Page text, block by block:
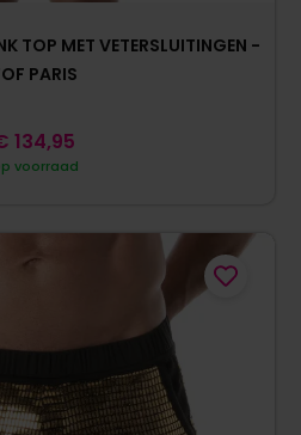
TOP MET VETERSLUITINGEN -
PARIS
voorraad
134,95